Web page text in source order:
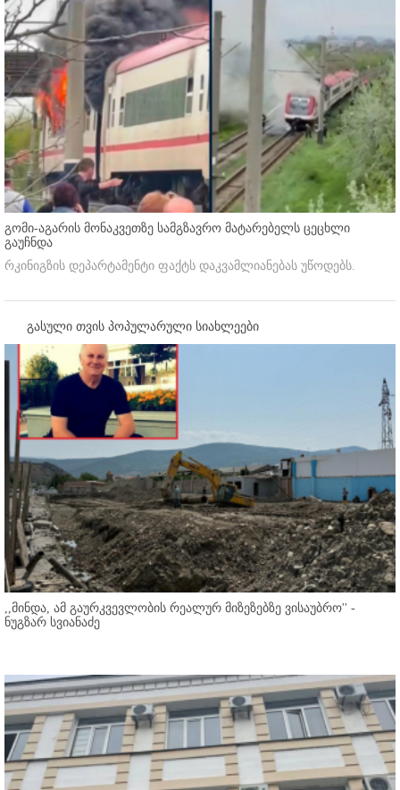
გომი-აგარის მონაკვეთზე სამგზავრო მატარებელს ცეცხლი
გაუჩნდა
რკინიგზის დეპარტამენტი ფაქტს დაკვამლიანებას უწოდებს.
გასული თვის პოპულარული სიახლეები
,,მინდა, ამ გაურკვევლობის რეალურ მიზეზებზე ვისაუბრო'' -
ნუგზარ სვიანაძე